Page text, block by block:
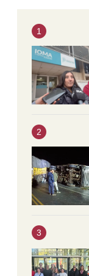
1
2
3